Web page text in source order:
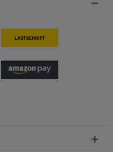
Lastschrift